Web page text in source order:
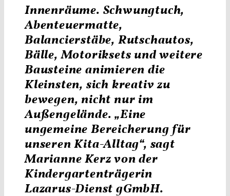
Innenräume. Schwungtuch,
Abenteuermatte,
Balancierstäbe, Rutschautos,
Bälle, Motoriksets und weitere
Bausteine animieren die
Kleinsten, sich kreativ zu
bewegen, nicht nur im
Außengelände. „Eine
ungemeine Bereicherung für
unseren Kita-Alltag“, sagt
Marianne Kerz von der
Kindergartenträgerin
Lazarus-Dienst gGmbH.